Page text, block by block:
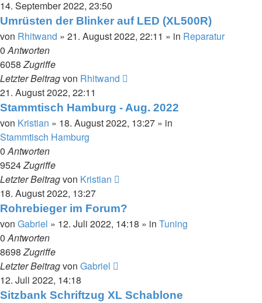
14. September 2022, 23:50
Umrüsten der Blinker auf LED (XL500R)
von Rhitwand » 21. August 2022, 22:11 » in Reparatur
0Antworten
6058Zugriffe
Letzter Beitragvon Rhitwand
21. August 2022, 22:11
Stammtisch Hamburg - Aug. 2022
von Kristian » 18. August 2022, 13:27 » in
Stammtisch Hamburg
0Antworten
9524Zugriffe
Letzter Beitragvon Kristian
18. August 2022, 13:27
Rohrebieger im Forum?
von Gabriel » 12. Juli 2022, 14:18 » in Tuning
0Antworten
8698Zugriffe
Letzter Beitragvon Gabriel
12. Juli 2022, 14:18
Sitzbank Schriftzug XL Schablone